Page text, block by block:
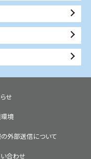
せ
境
外部送信について
合わせ